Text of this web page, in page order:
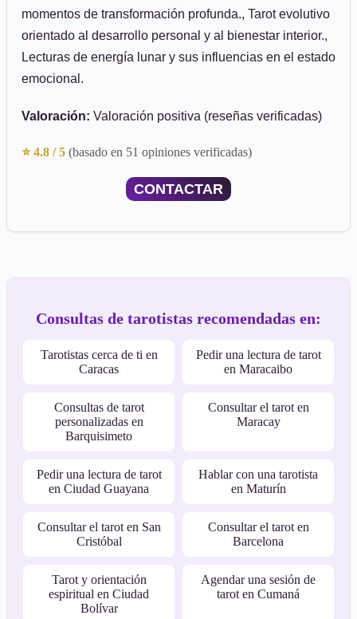
momentos de transformación profunda., Tarot evolutivo
orientado al desarrollo personal y al bienestar interior.,
Lecturas de energía lunar y sus influencias en el estado
emocional.
Valoración: Valoración positiva (reseñas verificadas)
⭐ 4.8 / 5 (basado en 51 opiniones verificadas)
CONTACTAR
Consultas de tarotistas recomendadas en:
Tarotistas cerca de ti en
Caracas
Pedir una lectura de tarot
en Maracaibo
Consultas de tarot
personalizadas en
Barquisimeto
Consultar el tarot en
Maracay
Pedir una lectura de tarot
en Ciudad Guayana
Hablar con una tarotista
en Maturín
Consultar el tarot en San
Cristóbal
Consultar el tarot en
Barcelona
Tarot y orientación
espiritual en Ciudad
Bolívar
Agendar una sesión de
tarot en Cumaná